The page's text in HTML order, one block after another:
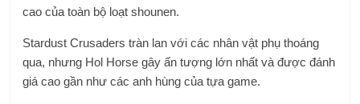
cao của toàn bộ loạt shounen.
Stardust Crusaders tràn lan với các nhân vật phụ thoáng
qua, nhưng Hol Horse gây ấn tượng lớn nhất và được đánh
giá cao gần như các anh hùng của tựa game.